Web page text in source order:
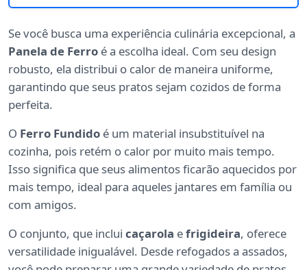
Se você busca uma experiência culinária excepcional, a
Panela de Ferro é a escolha ideal. Com seu design
robusto, ela distribui o calor de maneira uniforme,
garantindo que seus pratos sejam cozidos de forma
perfeita.
O Ferro Fundido é um material insubstituível na
cozinha, pois retém o calor por muito mais tempo.
Isso significa que seus alimentos ficarão aquecidos por
mais tempo, ideal para aqueles jantares em família ou
com amigos.
O conjunto, que inclui caçarola efrigideira, oferece
versatilidade inigualável. Desde refogados a assados,